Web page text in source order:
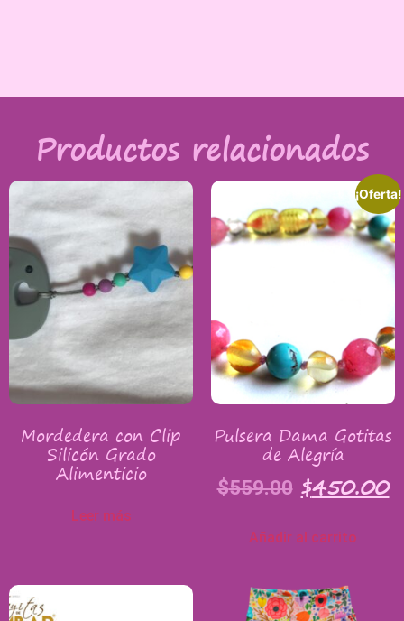
Productos relacionados
Mordedera con Clip
Silicón Grado
Alimenticio
Leer más
¡Oferta!
Pulsera Dama Gotitas
de Alegría
$559.00 $450.00
Añadir al carrito